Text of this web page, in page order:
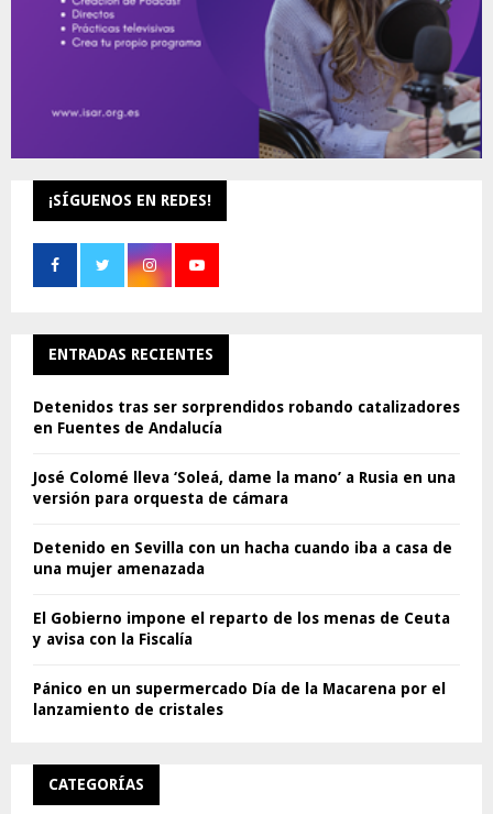
¡SÍGUENOS EN REDES!
ENTRADAS RECIENTES
Detenidos tras ser sorprendidos robando catalizadores
en Fuentes de Andalucía
José Colomé lleva ‘Soleá, dame la mano’ a Rusia en una
versión para orquesta de cámara
Detenido en Sevilla con un hacha cuando iba a casa de
una mujer amenazada
El Gobierno impone el reparto de los menas de Ceuta
y avisa con la Fiscalía
Pánico en un supermercado Día de la Macarena por el
lanzamiento de cristales
CATEGORÍAS